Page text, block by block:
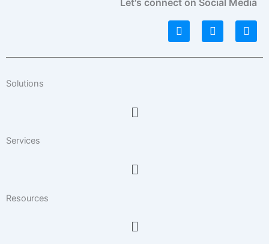
L
i
n
k
I
n
s
t
F
a
c
e
Solutions
Menu
Services
Menu
Resources
Menu